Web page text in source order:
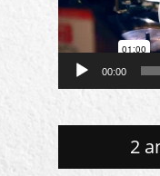
レ
ー
ヤ
00:00
2